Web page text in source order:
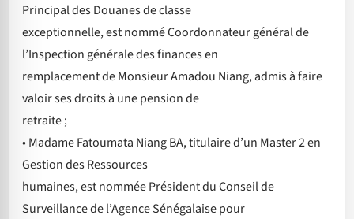
Principal des Douanes de classe
exceptionnelle, est nommé Coordonnateur général de
l’Inspection générale des finances en
remplacement de Monsieur Amadou Niang, admis à faire
valoir ses droits à une pension de
retraite ;
• Madame Fatoumata Niang BA, titulaire d’un Master 2 en
Gestion des Ressources
humaines, est nommée Président du Conseil de
Surveillance de l’Agence Sénégalaise pour